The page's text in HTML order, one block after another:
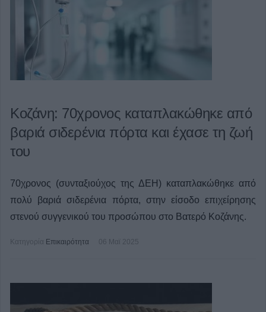
Κοζάνη: 70χρονος καταπλακώθηκε από
βαριά σιδερένια πόρτα και έχασε τη ζωή
του
70χρονος (συνταξιούχος της ΔΕΗ) καταπλακώθηκε από
πολύ βαριά σιδερένια πόρτα, στην είσοδο επιχείρησης
στενού συγγενικού του προσώπου στο Βατερό Κοζάνης.
Κατηγορία Επικαιρότητα 06 Μαϊ 2025